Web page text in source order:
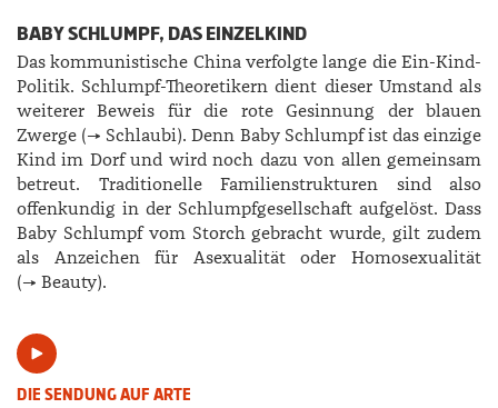
BABY SCHLUMPF, DAS EINZELKIND
Das kommunistische China verfolgte lange die Ein-Kind-
Politik. Schlumpf-Theoretikern dient dieser Umstand als
weiterer Beweis für die rote Gesinnung der blauen
Zwerge (→ Schlaubi). Denn Baby Schlumpf ist das einzige
Kind im Dorf und wird noch dazu von allen gemeinsam
betreut. Traditionelle Familienstrukturen sind also
offenkundig in der Schlumpfgesellschaft aufgelöst. Dass
Baby Schlumpf vom Storch gebracht wurde, gilt zudem
als Anzeichen für Asexualität oder Homosexualität
(→ Beauty).
DIE SENDUNG AUF ARTE